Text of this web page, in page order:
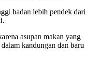
badan lebih pendek dari
asupan makan yang
kandungan dan baru